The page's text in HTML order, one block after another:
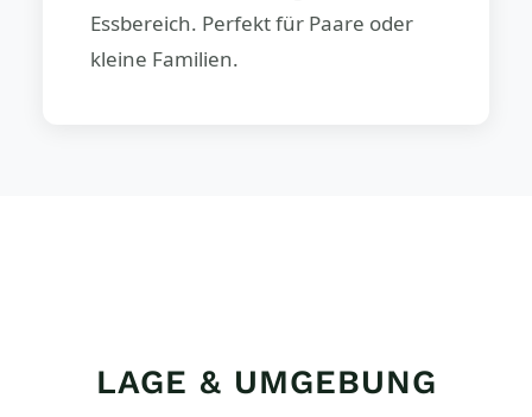
Essbereich. Perfekt für Paare oder
kleine Familien.
LAGE & UMGEBUNG